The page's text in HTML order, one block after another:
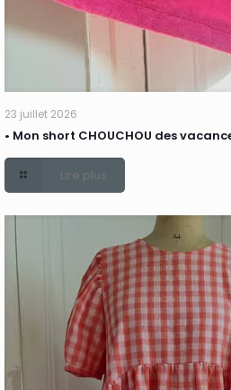
23 juillet 2026
• Mon short CHOUCHOU des
Lire plus